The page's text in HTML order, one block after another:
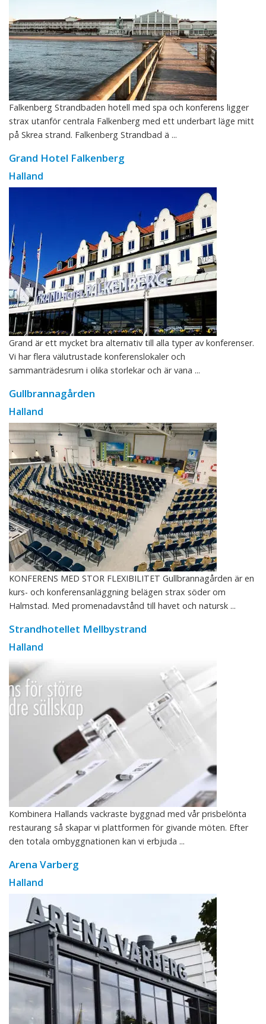
Falkenberg Strandbaden hotell med spa och konferens ligger
strax utanför centrala Falkenberg med ett underbart läge mitt
på Skrea strand. Falkenberg Strandbad ä ...
Grand Hotel Falkenberg
Halland
Grand är ett mycket bra alternativ till alla typer av konferenser.
Vi har flera välutrustade konferenslokaler och
sammanträdesrum i olika storlekar och är vana ...
Gullbrannagården
Halland
KONFERENS MED STOR FLEXIBILITET Gullbrannagården är en
kurs- och konferensanläggning belägen strax söder om
Halmstad. Med promenadavstånd till havet och natursk ...
Strandhotellet Mellbystrand
Halland
Kombinera Hallands vackraste byggnad med vår prisbelönta
restaurang så skapar vi plattformen för givande möten. Efter
den totala ombyggnationen kan vi erbjuda ...
Arena Varberg
Halland